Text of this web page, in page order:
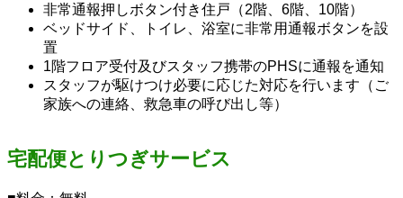
非常通報押しボタン付き住戸（2階、6階、10階）
ベッドサイド、トイレ、浴室に非常用通報ボタンを設
置
1階フロア受付及びスタッフ携帯のPHSに通報を通知
スタッフが駆けつけ必要に応じた対応を行います（ご
家族への連絡、救急車の呼び出し等）
宅配便とりつぎサービス